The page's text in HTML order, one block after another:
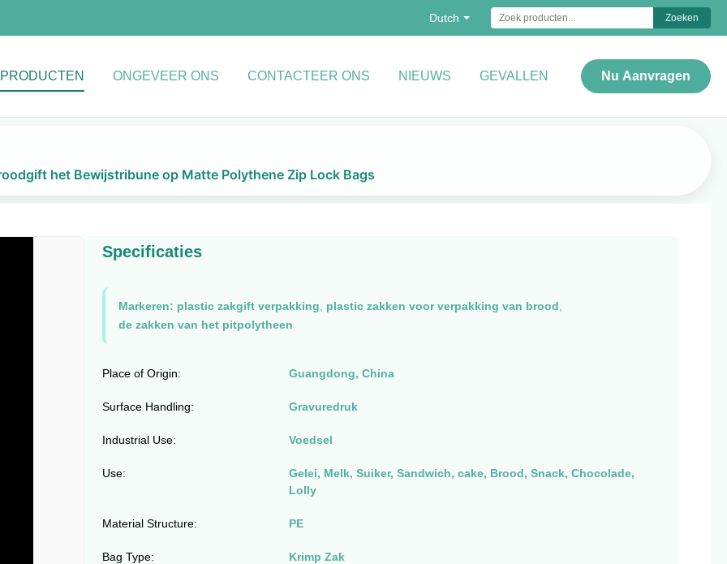
Dutch Zoeken
PRODUCTEN ONGEVEER ONS CONTACTEER ONS NIEUWS GEVALLEN Nu Aanvragen
het Bewijstribune op Matte Polythene Zip Lock Bags
Specificaties
Markeren: plastic zakgift verpakking plastic zakken voor verpakking van brood
de zakken van het pitpolytheen
Place of Origin: Guangdong, China
Surface Handling: Gravuredruk
Industrial Use: Voedsel
Use:
Gelei, Melk, Suiker, Sandwich, cake, Brood, Snack, Chocolade,
Lolly
Material Structure: PE
Bag Type: Krimp Zak